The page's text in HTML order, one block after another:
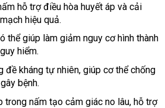
hỗ trợ điều hòa huyết áp và cải
hiệu quả.
thể giúp làm giảm nguy cơ hình thành
hiểm.
đề kháng tự nhiên, giúp cơ thể chống
bệnh.
trong nấm tạo cảm giác no lâu, hỗ trợ